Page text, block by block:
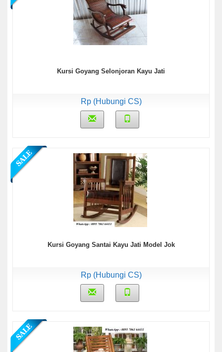
Kursi Goyang Selonjoran Kayu Jati
Rp (Hubungi CS)
Kursi Goyang Santai Kayu Jati Model Jok
Rp (Hubungi CS)